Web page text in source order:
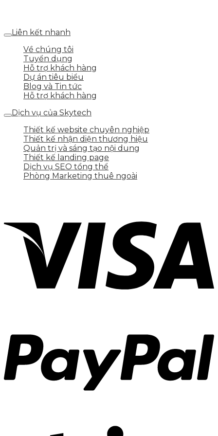
Liên kết nhanh
Về chúng tôi
Tuyển dụng
Hỗ trợ khách hàng
Dự án tiêu biểu
Blog và Tin tức
Hỗ trợ khách hàng
Dịch vụ của Skytech
Thiết kế website chuyên nghiệp
Thiết kế nhận diện thương hiệu
Quản trị và sáng tạo nội dung
Thiết kế landing page
Dịch vụ SEO tổng thể
Phòng Marketing thuê ngoài